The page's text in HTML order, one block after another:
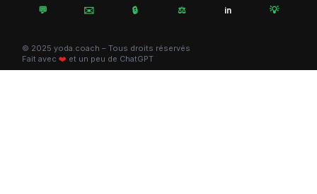
💬 ✉️ 🔒 ⚖️ in 💡
© 2025 yoda.coach – Tous droits réservés
Fait avec ❤️ et un peu de ChatGPT